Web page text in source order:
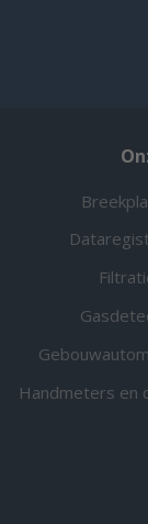
Handmeters en